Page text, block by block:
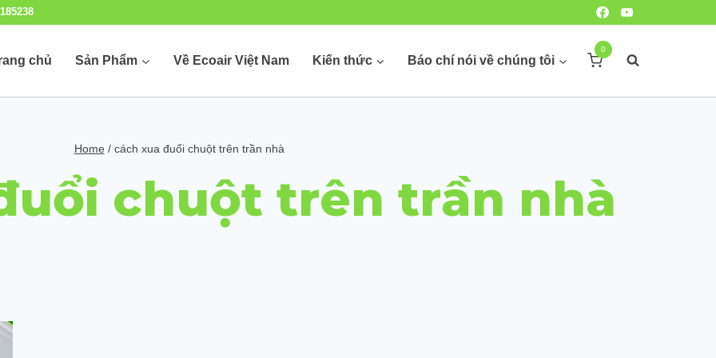
chủ Sản Phẩm Về Ecoair Việt Nam Kiến thức Báo chí nói về chúng tôi
0
Home / cách xua đuổi chuột trên trần nhà
chuột trên trần nhà